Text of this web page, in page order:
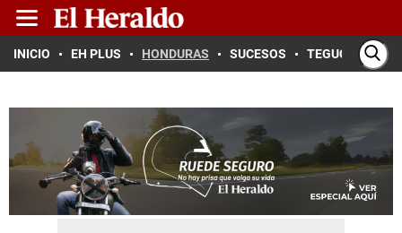
INICIO EH PLUS HONDURAS SUCESOS TEGUCIGALPA